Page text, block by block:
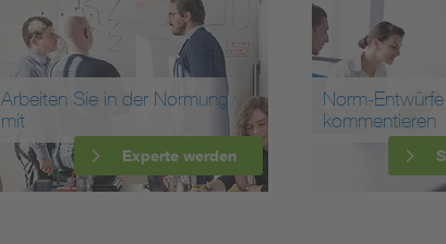
Arbeiten Sie in der Normung
mit
Experte werden
Norm-Entwürfe
kommentieren